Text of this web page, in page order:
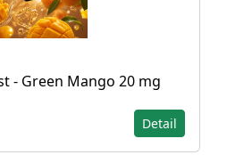
- Green Mango 20 mg
Detail